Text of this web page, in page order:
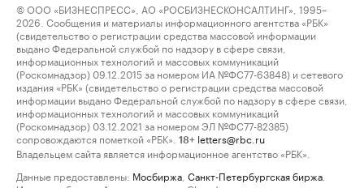
© ООО «БИЗНЕСПРЕСС», АО «РОСБИЗНЕСКОНСАЛТИНГ», 1995–
2026. Сообщения и материалы информационного агентства «РБК»
(свидетельство о регистрации средства массовой информации
выдано Федеральной службой по надзору в сфере связи,
информационных технологий и массовых коммуникаций
(Роскомнадзор) 09.12.2015 за номером ИА №ФС77-63848) и сетевого
издания «РБК» (свидетельство о регистрации средства массовой
информации выдано Федеральной службой по надзору в сфере связи,
информационных технологий и массовых коммуникаций
(Роскомнадзор) 03.12.2021 за номером ЭЛ №ФС77-82385)
сопровождаются пометкой «РБК».
18+ letters@rbc.ru
Владельцем сайта является информационное агентство «РБК».
Данные предоставлены: Мосбиржа Санкт-Петербургская биржа